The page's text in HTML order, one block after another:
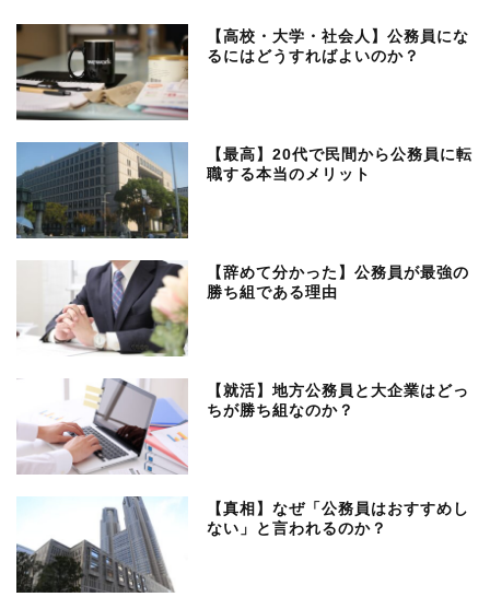
【高校・大学・社会人】公務員にな
るにはどうすればよいのか？
【最高】20代で民間から公務員に転
職する本当のメリット
【辞めて分かった】公務員が最強の
勝ち組である理由
【就活】地方公務員と大企業はどっ
ちが勝ち組なのか？
【真相】なぜ「公務員はおすすめし
ない」と言われるのか？